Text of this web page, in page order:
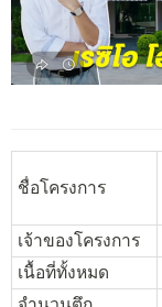
ชื่อโครงการ
เจ้าของโครงการ
เนื้อที่ทั้งหมด